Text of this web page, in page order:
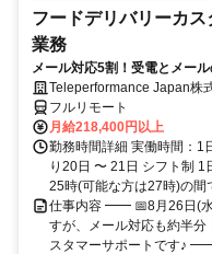
フードデリバリーカ
業務
メール対応5割！受電とメー
Teleperformance Japan株
フルリモート
月給218,400円以上
勤務時間詳細 実働時間：1
り20日 〜 21日 シフト制
25時(可能な方は27時)の間
仕事内容 ━━ 📅8月26日(
すが、メール対応も約半分
スタマーサポートで